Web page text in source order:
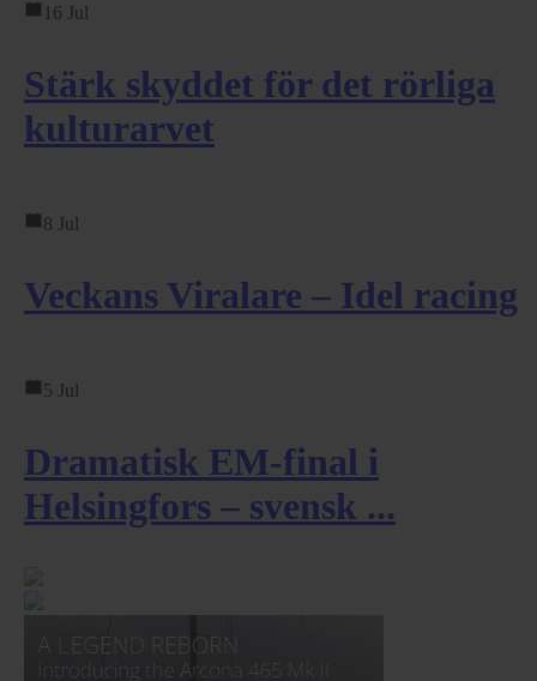
16 Jul
Stärk skyddet för det rörliga
kulturarvet
8 Jul
Veckans Viralare – Idel racing
5 Jul
Dramatisk EM-final i
Helsingfors – svensk ...